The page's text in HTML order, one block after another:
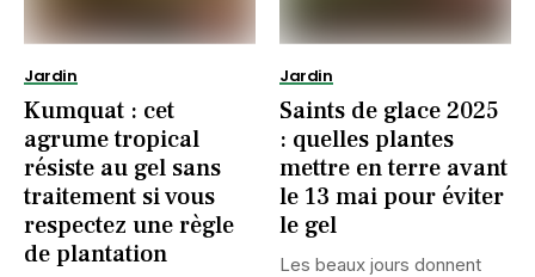
Jardin
Kumquat : cet
agrume tropical
résiste au gel sans
traitement si vous
respectez une règle
de plantation
Jardin
Saints de glace 2025
: quelles plantes
mettre en terre avant
le 13 mai pour éviter
le gel
Les beaux jours donnent